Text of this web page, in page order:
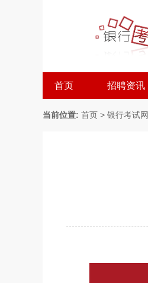
首页 招聘资讯
当前位置: 首页 > 银行考试网